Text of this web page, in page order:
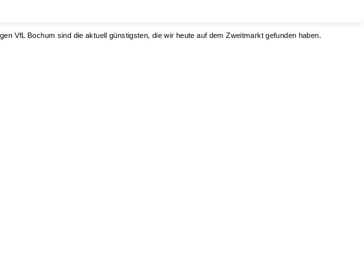
VfL Bochum sind die aktuell günstigsten, die wir heute auf dem Zweitmarkt gefunden haben.